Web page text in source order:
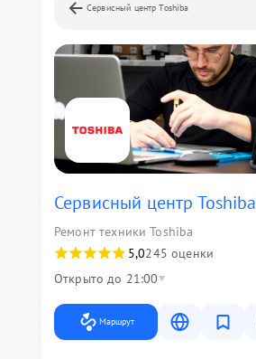
Сервисный центр Toshiba
Сервисный центр Toshiba
Ремонт техники Toshiba
5,0245 оценки
Открыто до 21:00
Маршрут